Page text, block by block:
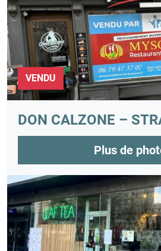
VENDU
DON CALZONE –
Plus de